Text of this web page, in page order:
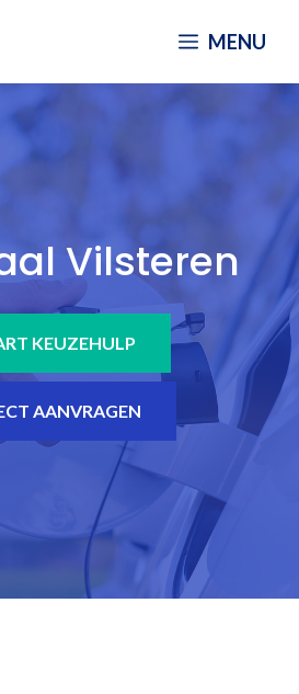
MENU
Vilsteren
KEUZEHULP
AANVRAGEN